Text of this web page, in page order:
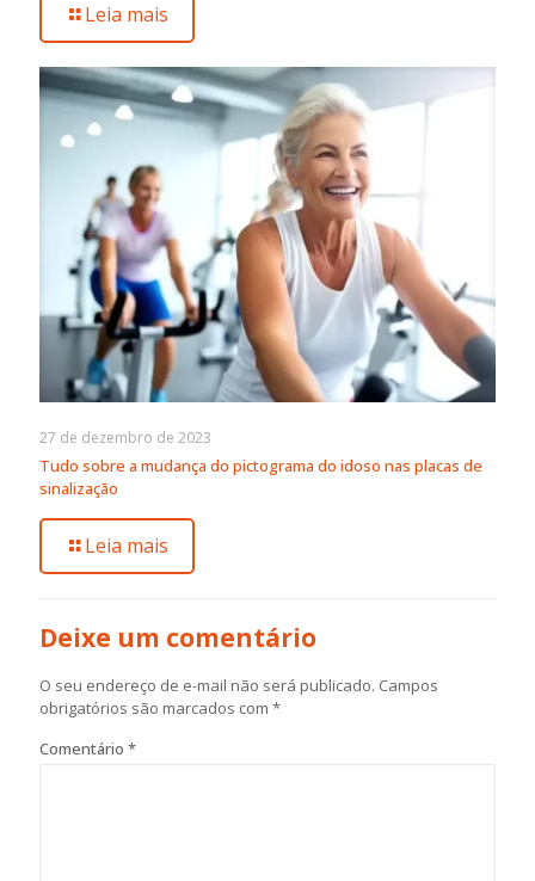
Leia mais
27 de dezembro de 2023
Tudo sobre a mudança do pictograma do idoso nas placas de
sinalização
Leia mais
Deixe um comentário
O seu endereço de e-mail não será publicado. Campos
obrigatórios são marcados com *
Comentário *